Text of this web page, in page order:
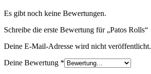
Es gibt noch keine Bewertungen.
Schreibe die erste Bewertung für „Patos Rolls“
Deine E-Mail-Adresse wird nicht veröffentlicht.
Deine Bewertung *